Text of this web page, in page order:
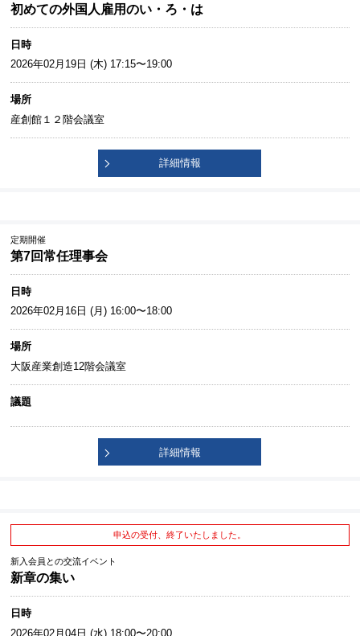
初めての外国人雇用のい・ろ・は
日時
2026年02月19日 (木) 17:15〜19:00
場所
産創館１２階会議室
詳細情報
定期開催
第7回常任理事会
日時
2026年02月16日 (月) 16:00〜18:00
場所
大阪産業創造12階会議室
議題
詳細情報
申込の受付、終了いたしました。
新入会員との交流イベント
新章の集い
日時
2026年02月04日 (水) 18:00〜20:00